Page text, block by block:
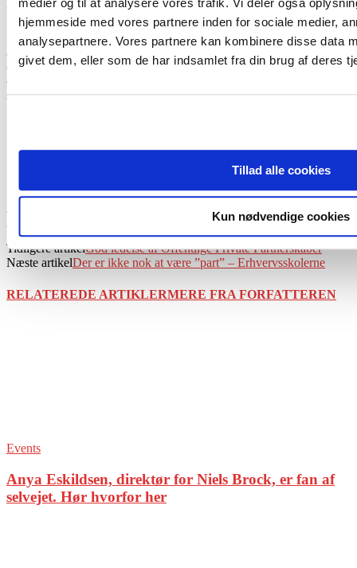
hjemmeside med vores partnere inden for sociale medier,
analysepartnere. Vores partnere kan kombinere disse data
givet dem, eller som de har indsamlet fra din brug af deres
Tillad alle cookies
Kun nødvendige cookies
med denne research været i kontakt med næsten alle 98 kommuner.
Der forekommer at være stor forskel på, hvorledes kommunerne
forvalter deres ejerskab. Som nævnt er der tilfælde, hvor
armslængdeprincippet i praksis ikke opfyldes styringsmæssigt. Der
er skabt en distance mellem kommune og forsyningsvirksomhederne
økonomisk og til dels administrativt, men i nogle tilfælde virker det
som om, at distancen mangler på det styringsmæssige niveau.
ejerstrategi
Share
Tidligere artikelGod ledelse af Offentlige Private Partnerskaber
Næste artikelDer er ikke nok at være ”part” – Erhvervsskolerne
RELATEREDE ARTIKLERMERE FRA FORFATTEREN
Events
Anya Eskildsen, direktør for Niels Brock, er fan af
selvejet. Hør hvorfor her